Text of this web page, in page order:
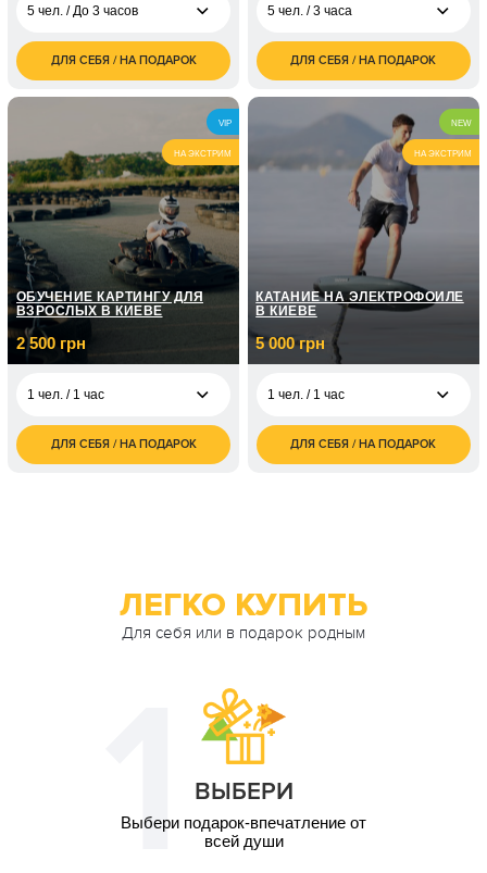
5 чел. / До 3 часов
8 000
грн
10 000
грн
ДЛЯ СЕБЯ / НА ПОДАРОК
5 чел. / 3 часа
23 000
грн
ДЛЯ СЕБЯ / НА ПОДАРОК
VIP
НА ЭКСТРИМ
ОБУЧЕНИЕ КАРТИНГУ ДЛЯ
ВЗРОСЛЫХ В КИЕВЕ
2 500 грн
1 чел. / 1 час
2 500
грн
ДЛЯ СЕБЯ / НА ПОДАРОК
NEW
НА ЭКСТРИМ
КАТАНИЕ НА ЭЛЕКТРОФОЙЛЕ
В КИЕВЕ
5 000 грн
1 чел. / 1 час
5 000
грн
ДЛЯ СЕБЯ / НА ПОДАРОК
ЛЕГКО КУПИТЬ
Для себя или в подарок родным
ВЫБЕРИ
Выбери подарок-впечатление от
всей души